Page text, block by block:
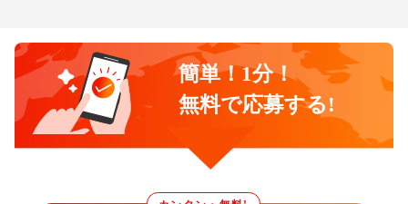
簡単！1分！
無料で応募する!